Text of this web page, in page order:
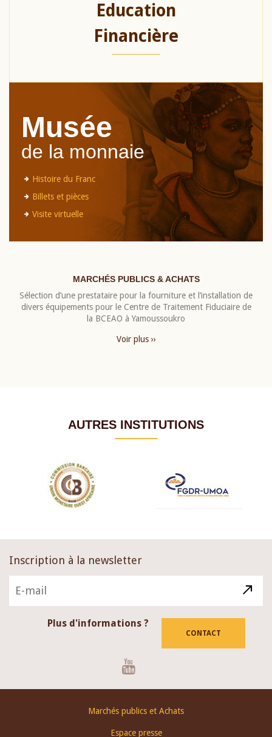
Education
Financière
Musée
de la monnaie
Histoire du Franc
Billets et pièces
Visite virtuelle
MARCHÉS PUBLICS & ACHATS
Sélection d’une prestataire pour la fourniture et l’installation de
divers équipements pour le Centre de Traitement Fiduciaire de
la BCEAO à Yamoussoukro
Voir plus ››
AUTRES INSTITUTIONS
Inscription à la newsletter
Plus d'informations ?
CONTACT
Marchés publics et Achats
Espace presse